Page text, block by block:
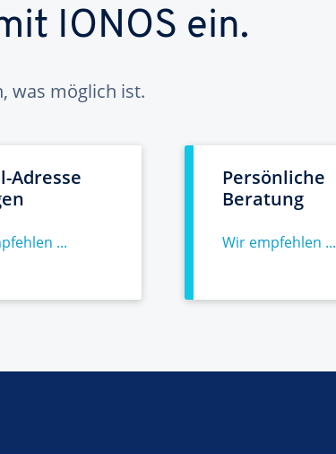
IONOS ein.
was möglich ist.
Adresse
...
Persönliche
Beratung
Wir empfehlen ...